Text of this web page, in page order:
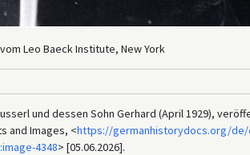
Leo Baeck Institute, New York
und dessen Sohn Gerhard (April 1929),
and Images, <https://germanhistorydocs.org/de/
4348> [05.06.2026].